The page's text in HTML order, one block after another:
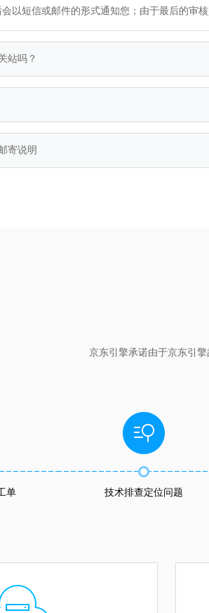
以短信或邮件的形式通知您；由于最后的审
站吗？
寄说明
京东引擎承诺由于京东引
单 技术排查定位问题